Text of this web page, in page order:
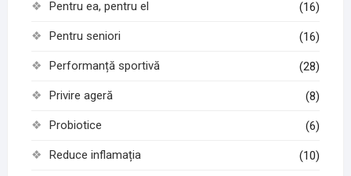
Pentru ea, pentru el (16)
Pentru seniori (16)
Performanță sportivă (28)
Privire ageră (8)
Probiotice (6)
Reduce inflamația (10)